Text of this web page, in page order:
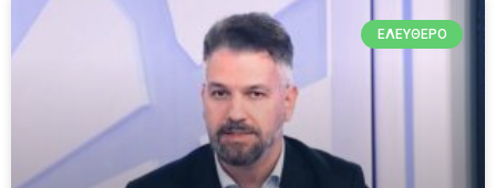
ΕΛΕΎΘΕΡΟ